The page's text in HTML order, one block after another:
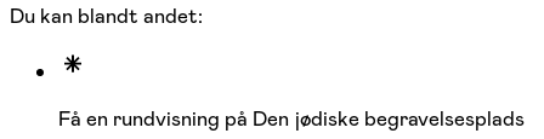
Du kan blandt andet:
Få en rundvisning på Den jødiske begravelsesplads